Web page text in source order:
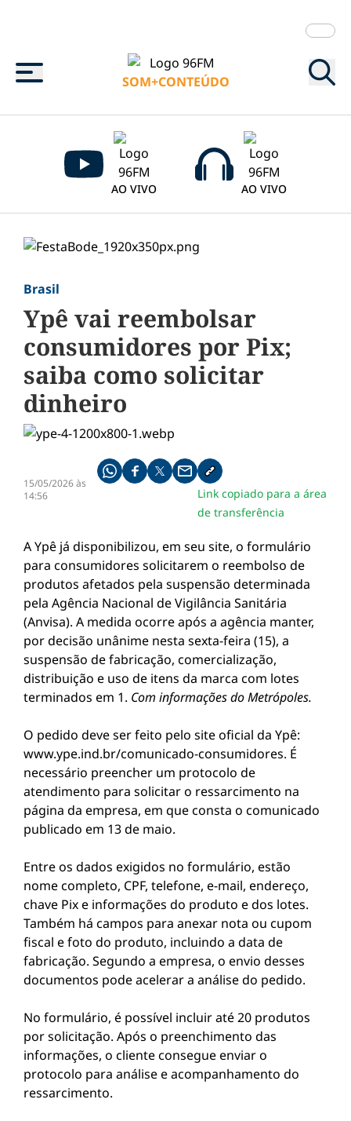
Menu
SOM+CONTEÚDO
AO VIVO AO VIVO
Brasil
Ypê vai reembolsar
consumidores por Pix;
saiba como solicitar
dinheiro
15/05/2026 às
14:56
Compartilhe pelo whatsapp
Compartilhar no facebook
Compartilhar no twitter
Compartilhe pelo email
Copiar link da notícia
Link copiado para a área
de transferência
A Ypê já disponibilizou, em seu site, o formulário
para consumidores solicitarem o reembolso de
produtos afetados pela suspensão determinada
pela Agência Nacional de Vigilância Sanitária
(Anvisa). A medida ocorre após a agência manter,
por decisão unânime nesta sexta-feira (15), a
suspensão de fabricação, comercialização,
distribuição e uso de itens da marca com lotes
terminados em 1. Com informações do Metrópoles.
O pedido deve ser feito pelo site oficial da Ypê:
www.ype.ind.br/comunicado-consumidores. É
necessário preencher um protocolo de
atendimento para solicitar o ressarcimento na
página da empresa, em que consta o comunicado
publicado em 13 de maio.
Entre os dados exigidos no formulário, estão
nome completo, CPF, telefone, e-mail, endereço,
chave Pix e informações do produto e dos lotes.
Também há campos para anexar nota ou cupom
fiscal e foto do produto, incluindo a data de
fabricação. Segundo a empresa, o envio desses
documentos pode acelerar a análise do pedido.
No formulário, é possível incluir até 20 produtos
por solicitação. Após o preenchimento das
informações, o cliente consegue enviar o
protocolo para análise e acompanhamento do
ressarcimento.